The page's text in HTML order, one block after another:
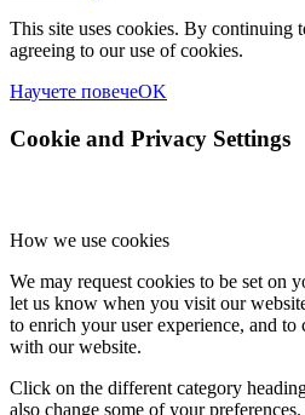
This site uses cookies. By continuing
agreeing to our use of cookies.
Научете повечеOK
Cookie and Privacy Settings
How we use cookies
We may request cookies to be set on
let us know when you visit our
to enrich your user experience, and
with our website.
Click on the different category
also change some of your